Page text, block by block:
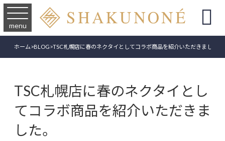
menu 
ホーム>BLOG>TSC札幌店に春のネクタイとしてコラボ商品を紹介いただきました。
TSC札幌店に春のネクタイとし
てコラボ商品を紹介いただきま
した。